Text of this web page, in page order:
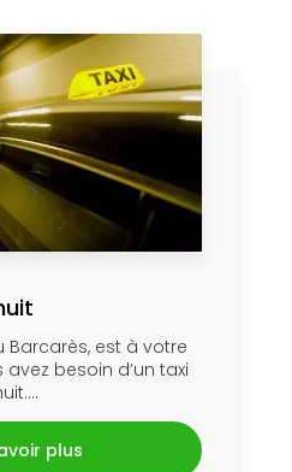
Barcarès, est à votre
besoin d’un taxi
plus